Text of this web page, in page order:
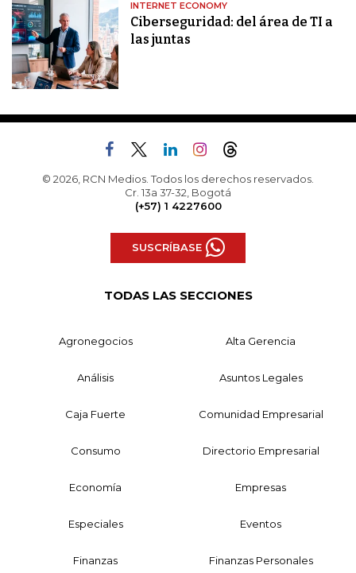
INTERNET ECONOMY
Ciberseguridad: del área de TI a
las juntas
© 2026, RCN Medios. Todos los derechos reservados.
Cr. 13a 37-32, Bogotá
(+57) 1 4227600
SUSCRÍBASE
TODAS LAS SECCIONES
Agronegocios Alta Gerencia
Análisis Asuntos Legales
Caja Fuerte Comunidad Empresarial
Consumo Directorio Empresarial
Economía Empresas
Especiales Eventos
Finanzas Finanzas Personales